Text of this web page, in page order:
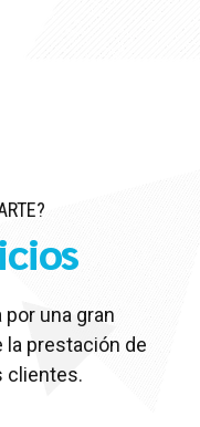
una gran
la prestación de
clientes.